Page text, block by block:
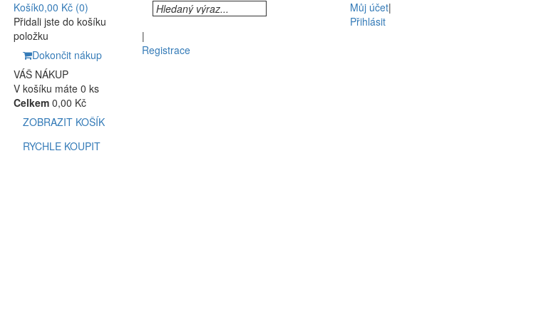
Košík0,00 Kč (0)
Přidali jste do košíku
položku
Dokončit nákup
VÁŠ NÁKUP
V košíku máte 0 ks
Celkem 0,00 Kč
ZOBRAZIT KOŠÍK
RYCHLE KOUPIT
Můj účet|
Přihlásit
|
Registrace